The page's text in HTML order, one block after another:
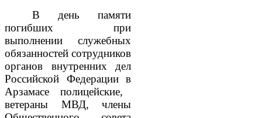
В день памяти
погибших при
выполнении служебных
обязанностей сотрудников
органов внутренних дел
Российской Федерации в
Арзамасе полицейские,
ветераны МВД, члены